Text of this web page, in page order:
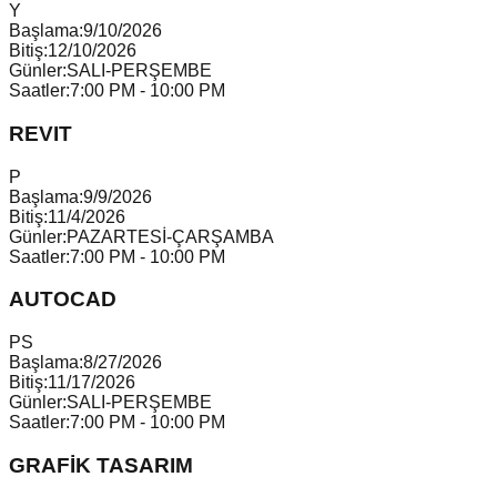
Y
Başlama:9/10/2026
Bitiş:12/10/2026
Günler:SALI-PERŞEMBE
Saatler:7:00 PM - 10:00 PM
REVIT
P
Başlama:9/9/2026
Bitiş:11/4/2026
Günler:PAZARTESİ-ÇARŞAMBA
Saatler:7:00 PM - 10:00 PM
AUTOCAD
PS
Başlama:8/27/2026
Bitiş:11/17/2026
Günler:SALI-PERŞEMBE
Saatler:7:00 PM - 10:00 PM
GRAFİK TASARIM